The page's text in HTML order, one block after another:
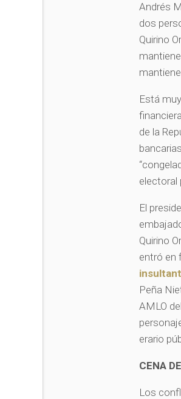
Andrés
dos
Quirino
Está
de la
electoral
El
Quirino
entró en
Peña
AMLO
erario
CENA
Los